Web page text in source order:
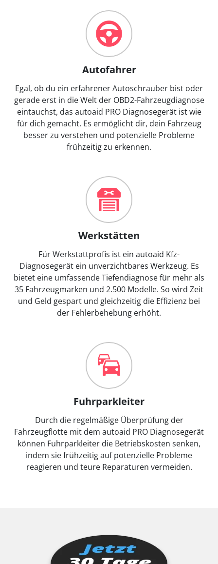
Autofahrer
Egal, ob du ein erfahrener Autoschrauber bist oder
gerade erst in die Welt der OBD2-Fahrzeugdiagnose
eintauchst, das autoaid PRO Diagnosegerät ist wie
für dich gemacht. Es ermöglicht dir, dein Fahrzeug
besser zu verstehen und potenzielle Probleme
frühzeitig zu erkennen.
Werkstätten
Für Werkstattprofis ist ein autoaid Kfz-
Diagnosegerät ein unverzichtbares Werkzeug. Es
bietet eine umfassende Tiefendiagnose für mehr als
35 Fahrzeugmarken und 2.500 Modelle. So wird Zeit
und Geld gespart und gleichzeitig die Effizienz bei
der Fehlerbehebung erhöht.
Fuhrparkleiter
Durch die regelmäßige Überprüfung der
Fahrzeugflotte mit dem autoaid PRO Diagnosegerät
können Fuhrparkleiter die Betriebskosten senken,
indem sie frühzeitig auf potenzielle Probleme
reagieren und teure Reparaturen vermeiden.